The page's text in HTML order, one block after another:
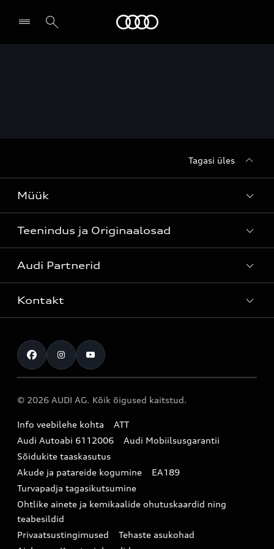
Tagasi üles
Müük
Kõik mudelid
Laoautod
Müügikampaaniad
Audi Liising 1%
Audi konfiguraator (konfiguraator on inglisekeelne)
Teenindus ja Originaalosad
Teenindus
Originaalosad
Garantiitingimused
Audi Partnerid
Audi Tallinn
Pärnu esindus
Audi Tartu
Kontakt
Kontakt
Registreeru proovisõidule
Broneeri teenindus
Infopäring
Audi uudised
myAudi
Uudiskiri
© 2026 AUDI AG. Kõik õigused kaitstud.
Info veebilehe kohta
ATT
Audi Autoabi 6112006
Audi Mobiilsusgarantii
Sõidukite taaskasutus
Akude ja patareide kogumine
EA189
Turvapadja tagasikutsumine
Ohtlike ainete ja kemikaalide ohutuskaardid ning
teabesildid
Privaatsustingimused
Tehaste asukohad